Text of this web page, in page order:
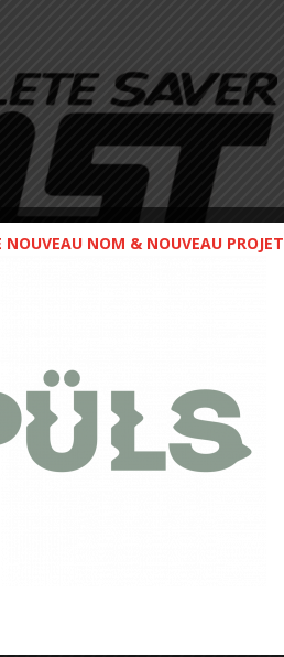
!
ZAMST
et qui permet un maintien de
zéro dans la chaussure.
une sensation bluffante, mix de
volonté.
NOUVEAU NOM & NOUVEAU PROJET